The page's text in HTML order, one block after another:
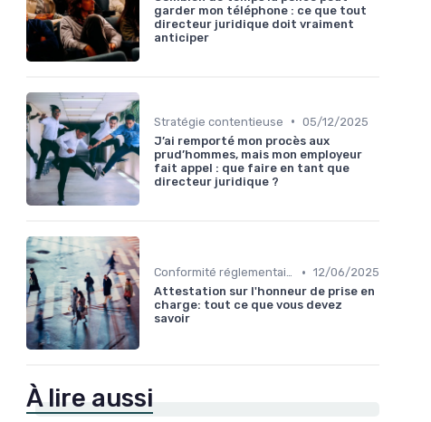
garder mon téléphone : ce que tout
directeur juridique doit vraiment
anticiper
Stratégie contentieuse • 05/12/2025
J’ai remporté mon procès aux
prud’hommes, mais mon employeur
fait appel : que faire en tant que
directeur juridique ?
Conformité réglementaire • 12/06/2025
Attestation sur l'honneur de prise en
charge: tout ce que vous devez
savoir
À lire aussi